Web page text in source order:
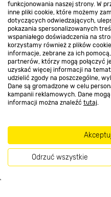
funkcjonowania naszej strony. W
inne pliki cookie, które możemy
dotyczących odwiedzających,
pokazania spersonalizowanych
wspaniałego doświadczenia na
korzystamy również z plików
informacje, zebrane za ich
partnerów, którzy mogą połączyć
uzyskać więcej informacji na
udzielić zgody na poszczególne,
Dane są gromadzone w celu
kampanii reklamowych. Dane
informacji można znaleźć tutaj.
Odrzuć wszystkie
Kontakt do sklepu
Strefa biznesu
Dołącz do nas